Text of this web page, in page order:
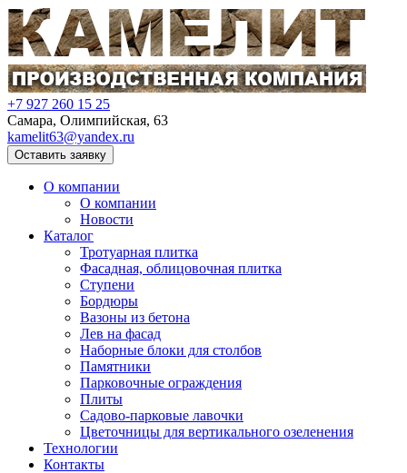
+7 927 260 15 25
Самара, Олимпийская, 63
kamelit63@yandex.ru
Оставить заявку
О компании
О компании
Новости
Каталог
Тротуарная плитка
Фасадная, облицовочная плитка
Ступени
Бордюры
Вазоны из бетона
Лев на фасад
Наборные блоки для столбов
Памятники
Парковочные ограждения
Плиты
Садово-парковые лавочки
Цветочницы для вертикального озеленения
Технологии
Контакты